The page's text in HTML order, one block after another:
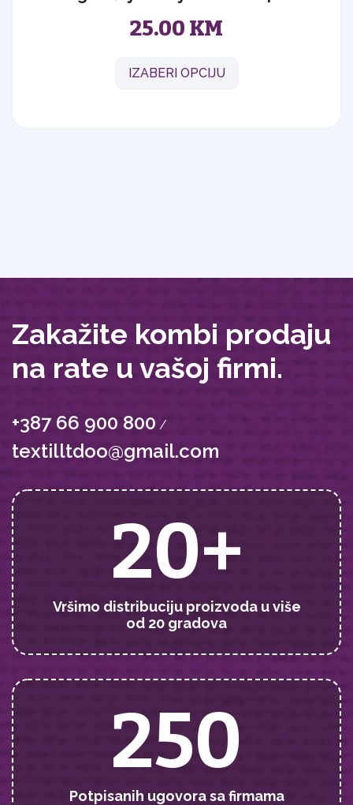
25.00 KM
IZABERI OPCIJU
Zakažite kombi prodaju
na rate u vašoj firmi.
+387 66 900 800 /
textilltdoo@gmail.com
20+
Vršimo distribuciju proizvoda u više
od 20 gradova
250
Potpisanih ugovora sa firmama